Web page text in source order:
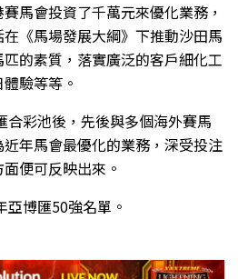
馬會投資了千萬元來優化業務，
《馬場發展大綱》下推動沙田馬
的素質，落實廣泛的客戶細化工
驗等等。
合彩池後，先後與多個海外賽馬
年馬會最優化的業務，深受投注
便可反映出來。
博匯50強名單。